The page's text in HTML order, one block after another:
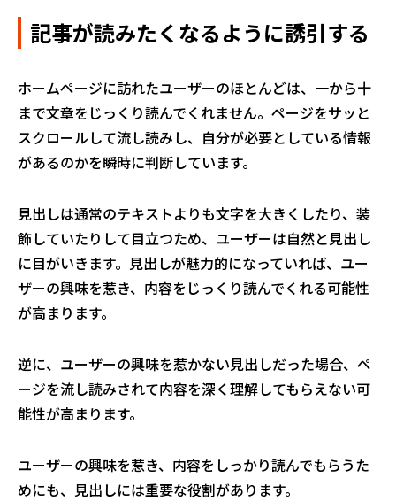
記事が読みたくなるように誘引する
ホームページに訪れたユーザーのほとんどは、一から十
まで文章をじっくり読んでくれません。ページをサッと
スクロールして流し読みし、自分が必要としている情報
があるのかを瞬時に判断しています。
見出しは通常のテキストよりも文字を大きくしたり、装
飾していたりして目立つため、ユーザーは自然と見出し
に目がいきます。見出しが魅力的になっていれば、ユー
ザーの興味を惹き、内容をじっくり読んでくれる可能性
が高まります。
逆に、ユーザーの興味を惹かない見出しだった場合、ペ
ージを流し読みされて内容を深く理解してもらえない可
能性が高まります。
ユーザーの興味を惹き、内容をしっかり読んでもらうた
めにも、見出しには重要な役割があります。